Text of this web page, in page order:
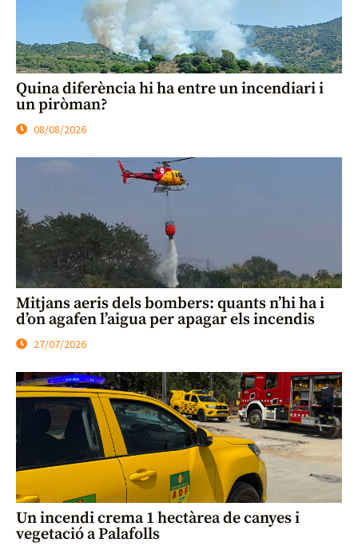
Quina diferència hi ha entre un incendiari i
un piròman?
08/08/2026
Mitjans aeris dels bombers: quants n’hi ha i
d’on agafen l’aigua per apagar els incendis
27/07/2026
Un incendi crema 1 hectàrea de canyes i
vegetació a Palafolls